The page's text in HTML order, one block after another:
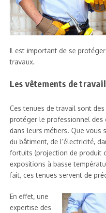
Il est important de se
travaux.
Les vêtements de travail
Ces tenues de travail sont
protéger le professionnel des
dans leurs métiers. Que vous
du bâtiment, de l’électricité,
fortuits (projection de produit
expositions à basse
fait, ces tenues servent de
En effet, une
expertise des